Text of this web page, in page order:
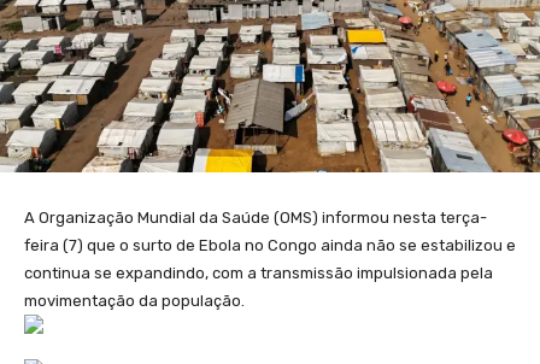
A Organização Mundial da Saúde (OMS) informou nesta terça-
feira (7) que o surto de Ebola no Congo ainda não se estabilizou e
continua se expandindo, com a transmissão impulsionada pela
movimentação da população.